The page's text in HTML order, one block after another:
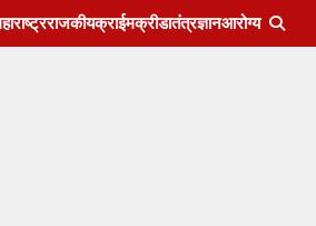
राजकीयक्राईमक्रीडातंत्रज्ञानआरोग्य